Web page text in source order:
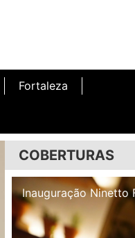
Fortaleza
COBERTURAS
Inauguração Illa Café